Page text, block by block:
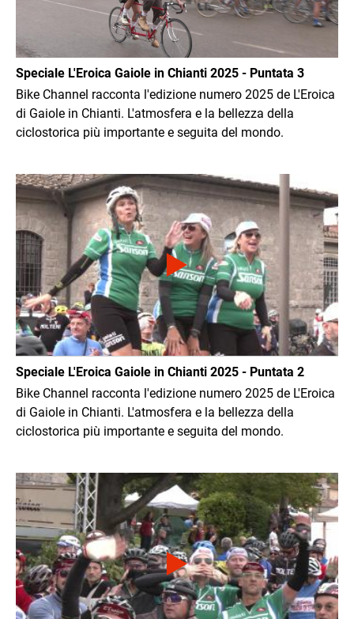
Speciale L'Eroica Gaiole in Chianti 2025 - Puntata 3
Bike Channel racconta l'edizione numero 2025 de L'Eroica
di Gaiole in Chianti. L'atmosfera e la bellezza della
ciclostorica più importante e seguita del mondo.
Immagine
Speciale L'Eroica Gaiole in Chianti 2025 - Puntata 2
Bike Channel racconta l'edizione numero 2025 de L'Eroica
di Gaiole in Chianti. L'atmosfera e la bellezza della
ciclostorica più importante e seguita del mondo.
Immagine